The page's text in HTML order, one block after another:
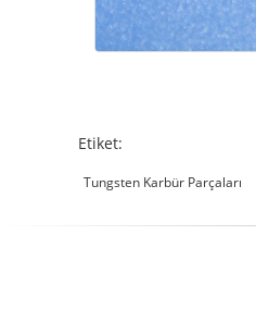
Etiket:
Tungsten Karbür Parçaları